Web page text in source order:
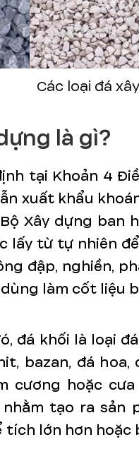
Các loại đá
là gì?
tại Khoản 4
xuất khẩu
Xây dựng ban
lấy từ tự nhiên
đập, nghiền,
làm cốt liệu
đá khối là loại
bazan, đá hoa,
cương hoặc
tạo ra sản
tích lớn hơn hoặc